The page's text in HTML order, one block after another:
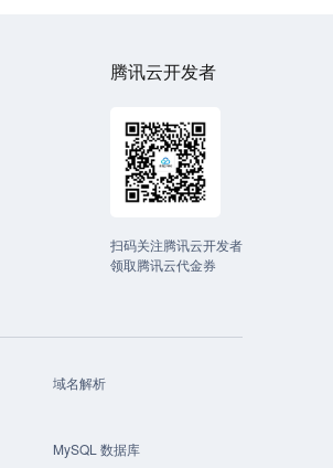
腾讯云开发者
扫码关注腾讯云开发者
领取腾讯云代金券
域名解析
MySQL 数据库